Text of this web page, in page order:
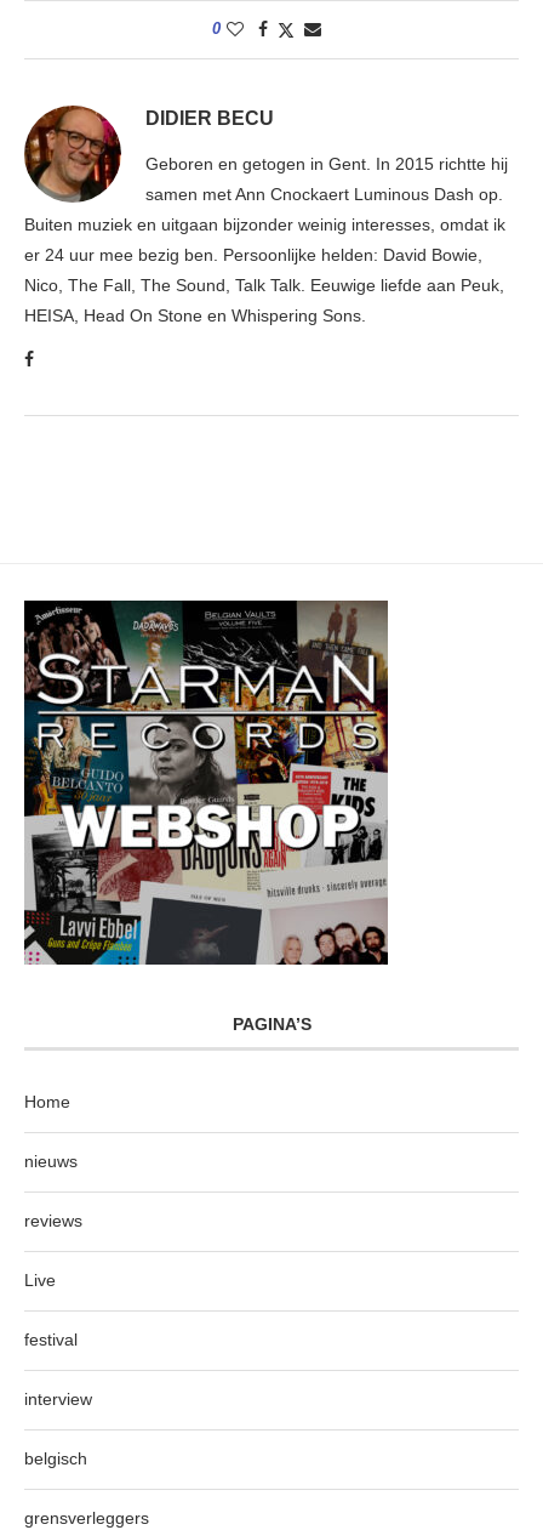
0
DIDIER BECU
Geboren en getogen in Gent. In 2015 richtte hij
samen met Ann Cnockaert Luminous Dash op.
Buiten muziek en uitgaan bijzonder weinig interesses, omdat ik
er 24 uur mee bezig ben. Persoonlijke helden: David Bowie,
Nico, The Fall, The Sound, Talk Talk. Eeuwige liefde aan Peuk,
HEISA, Head On Stone en Whispering Sons.
PAGINA’S
Home
nieuws
reviews
Live
festival
interview
belgisch
grensverleggers